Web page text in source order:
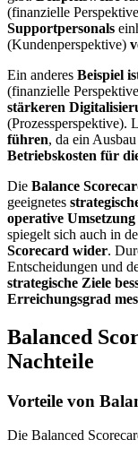
(finanzielle
Supportpersonals
(Kundenperspektive)
Ein anderes Beispiel
(finanzielle
stärkeren
(Prozessperspektive).
führen, da ein
Betriebskosten für
Die Balance
geeignetes
operative Umsetzung
spiegelt sich auch in
Scorecard wider.
Entscheidungen und
strategische Ziele
Erreichungsgrad
Balanced
Nachteile
Vorteile von
Die Balanced